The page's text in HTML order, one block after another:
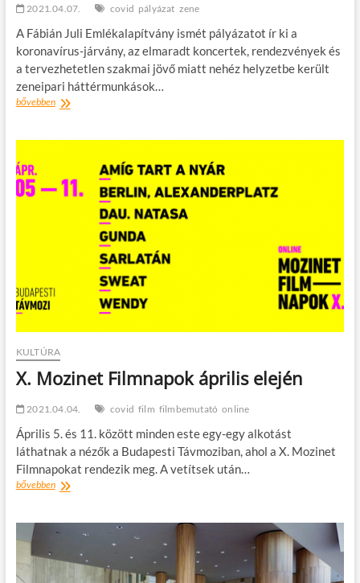
2021.04.07. covid pályázat zene
A Fábián Juli Emlékalapítvány ismét pályázatot ír ki a
koronavírus-járvány, az elmaradt koncertek, rendezvények és
a tervezhetetlen szakmai jövő miatt nehéz helyzetbe került
zeneipari háttérmunkások…
bővebbenÚjabb
KULTÚRA
X. Mozinet Filmnapok április elején
2021.04.04. covid film filmbemutató online
Április 5. és 11. között minden este egy-egy alkotást
láthatnak a nézők a Budapesti Távmoziban, ahol a X. Mozinet
Filmnapokat rendezik meg. A vetítsek után…
bővebbenX.